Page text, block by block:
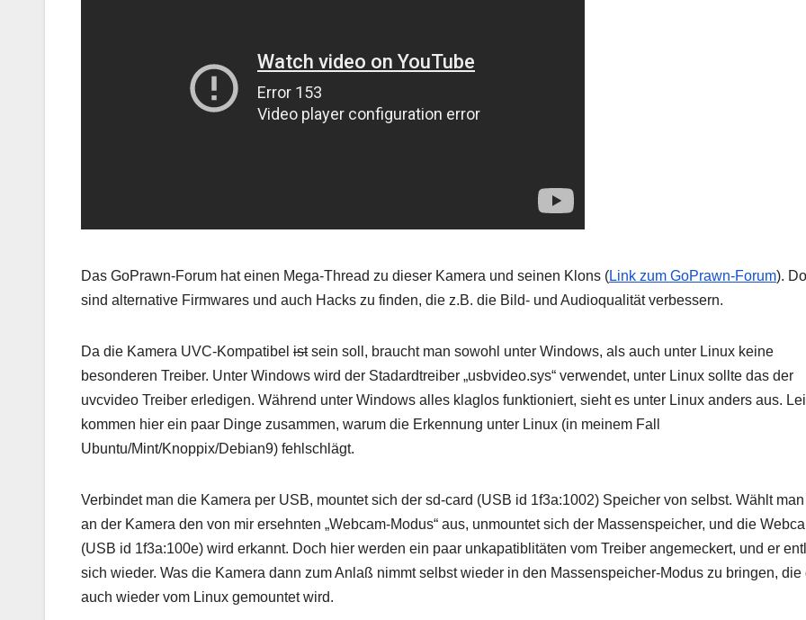
Das GoPrawn-Forum hat einen Mega-Thread zu dieser Kamera und seinen Klons (Link zum GoPrawn-Forum).
sind alternative Firmwares und auch Hacks zu finden, die z.B. die Bild- und Audioqualität verbessern.
Da die Kamera UVC-Kompatibel istsein soll, braucht man sowohl unter Windows, als auch unter Linux keine
besonderen Treiber. Unter Windows wird der Stadardtreiber „usbvideo.sys“ verwendet, unter Linux sollte das der
uvcvideo Treiber erledigen. Während unter Windows alles klaglos funktioniert, sieht es unter Linux anders aus.
kommen hier ein paar Dinge zusammen, warum die Erkennung unter Linux (in meinem Fall
Ubuntu/Mint/Knoppix/Debian9) fehlschlägt.
Verbindet man die Kamera per USB, mountet sich der sd-card (USB id 1f3a:1002) Speicher von selbst. Wählt
an der Kamera den von mir ersehnten „Webcam-Modus“ aus, unmountet sich der Massenspeicher, und die
(USB id 1f3a:100e) wird erkannt. Doch hier werden ein paar unkapatiblitäten vom Treiber angemeckert, und er
sich wieder. Was die Kamera dann zum Anlaß nimmt selbst wieder in den Massenspeicher-Modus zu bringen, die
auch wieder vom Linux gemountet wird.